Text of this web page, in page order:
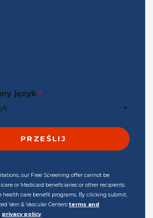
język *
our Free Screening offer cannot be
or Medicaid beneficiaries or other recipients
health care benefit programs. By clicking submit,
Vein & Vascular Centers terms and
privacy policy